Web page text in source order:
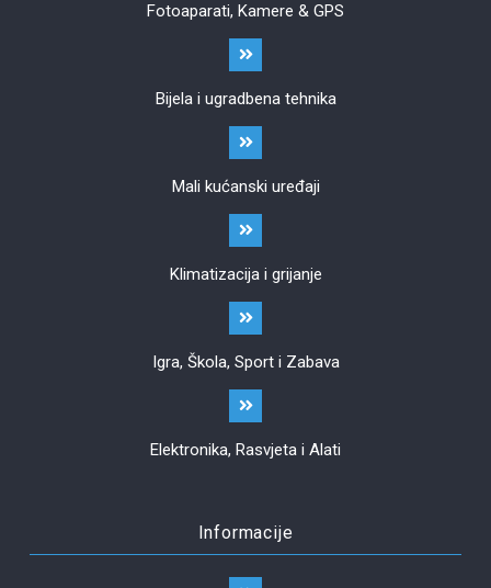
Fotoaparati, Kamere & GPS
Bijela i ugradbena tehnika
Mali kućanski uređaji
Klimatizacija i grijanje
Igra, Škola, Sport i Zabava
Elektronika, Rasvjeta i Alati
Informacije